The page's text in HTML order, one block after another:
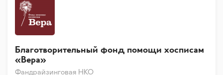
Фандрайзинговая НКО
Благотворительный фонд помощи хосписам
«Вера»